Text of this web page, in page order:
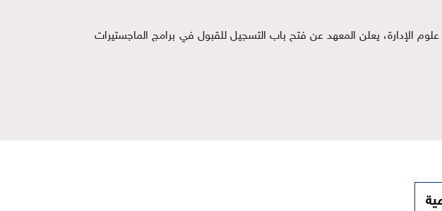
الإدارة، يعلن المعهد عن فتح باب التسجيل للقبول في برامج الماجستيرات